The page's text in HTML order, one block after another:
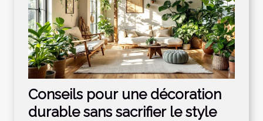
Conseils pour une décoration
durable sans sacrifier le style